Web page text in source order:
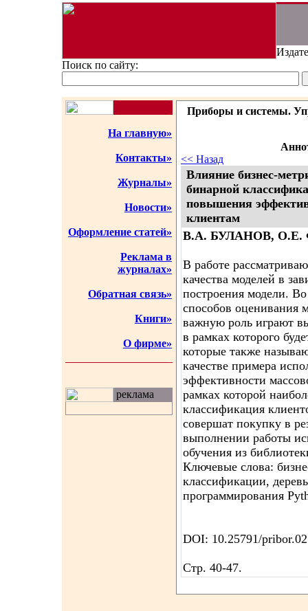
Поиск по сайту:
На главную»
Контакты»
Журналы»
Новости»
Оформление статей»
Реклама в
журналах»
Обратная связь»
Книги»
О фирме»
реклама
Приборы и системы.
<< Назад
Влияние бизнес-
бинарной
повышения
клиентам
В.А. БУЛАНОВ,
В работе
качества моделей в
построения модели.
способов оценивания
важную роль играют
в рамках которого
которые также
качестве примера
эффективности
рамках которой
классификация
совершат покупку в
выполнении работы
обучения из
Ключевые слова:
классификации,
программирования
DOI: 10.25791/
Стр. 40-47.